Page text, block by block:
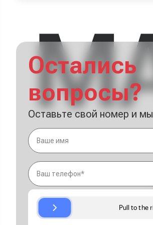
Остались
вопросы?
Оставьте свой номер и